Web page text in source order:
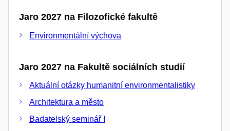
Jaro 2027 na Filozofické fakultě
Environmentální výchova
Jaro 2027 na Fakultě sociálních studií
Aktuální otázky humanitní environmentalistiky
Architektura a město
Badatelský seminář I